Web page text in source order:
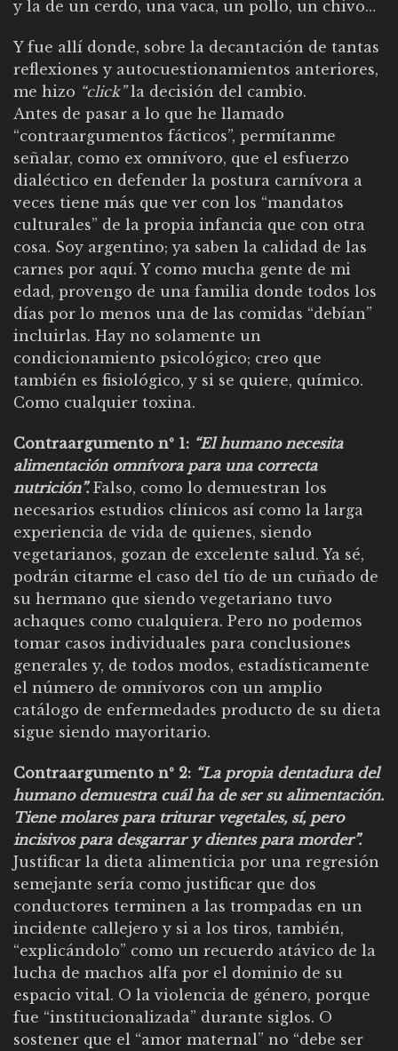
y la de un cerdo, una vaca, un pollo, un chivo…
Y fue allí donde, sobre la decantación de tantas
reflexiones y autocuestionamientos anteriores,
me hizo “click”la decisión del cambio.
Antes de pasar a lo que he llamado
“contraargumentos fácticos”, permítanme
señalar, como ex omnívoro, que el esfuerzo
dialéctico en defender la postura carnívora a
veces tiene más que ver con los “mandatos
culturales” de la propia infancia que con otra
cosa. Soy argentino; ya saben la calidad de las
carnes por aquí. Y como mucha gente de mi
edad, provengo de una familia donde todos los
días por lo menos una de las comidas “debían”
incluirlas. Hay no solamente un
condicionamiento psicológico; creo que
también es fisiológico, y si se quiere, químico.
Como cualquier toxina.
Contraargumento nº 1: “El humano necesita
alimentación omnívora para una correcta
nutrición”.Falso, como lo demuestran los
necesarios estudios clínicos así como la larga
experiencia de vida de quienes, siendo
vegetarianos, gozan de excelente salud. Ya sé,
podrán citarme el caso del tío de un cuñado de
su hermano que siendo vegetariano tuvo
achaques como cualquiera. Pero no podemos
tomar casos individuales para conclusiones
generales y, de todos modos, estadísticamente
el número de omnívoros con un amplio
catálogo de enfermedades producto de su dieta
sigue siendo mayoritario.
Contraargumento nº 2: “La propia dentadura del
humano demuestra cuál ha de ser su alimentación.
Tiene molares para triturar vegetales, sí, pero
incisivos para desgarrar y dientes para morder”.
Justificar la dieta alimenticia por una regresión
semejante sería como justificar que dos
conductores terminen a las trompadas en un
incidente callejero y si a los tiros, también,
“explicándolo” como un recuerdo atávico de la
lucha de machos alfa por el dominio de su
espacio vital. O la violencia de género, porque
fue “institucionalizada” durante siglos. O
sostener que el “amor maternal” no “debe ser